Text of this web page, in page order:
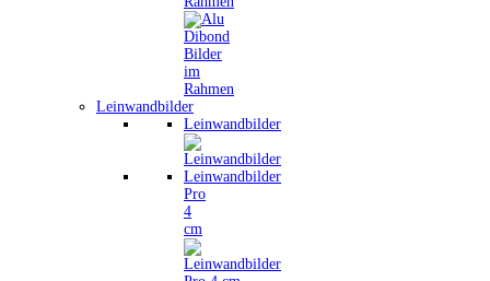
Leinwandbilder
Leinwandbilder
Leinwandbilder
Pro
4
cm